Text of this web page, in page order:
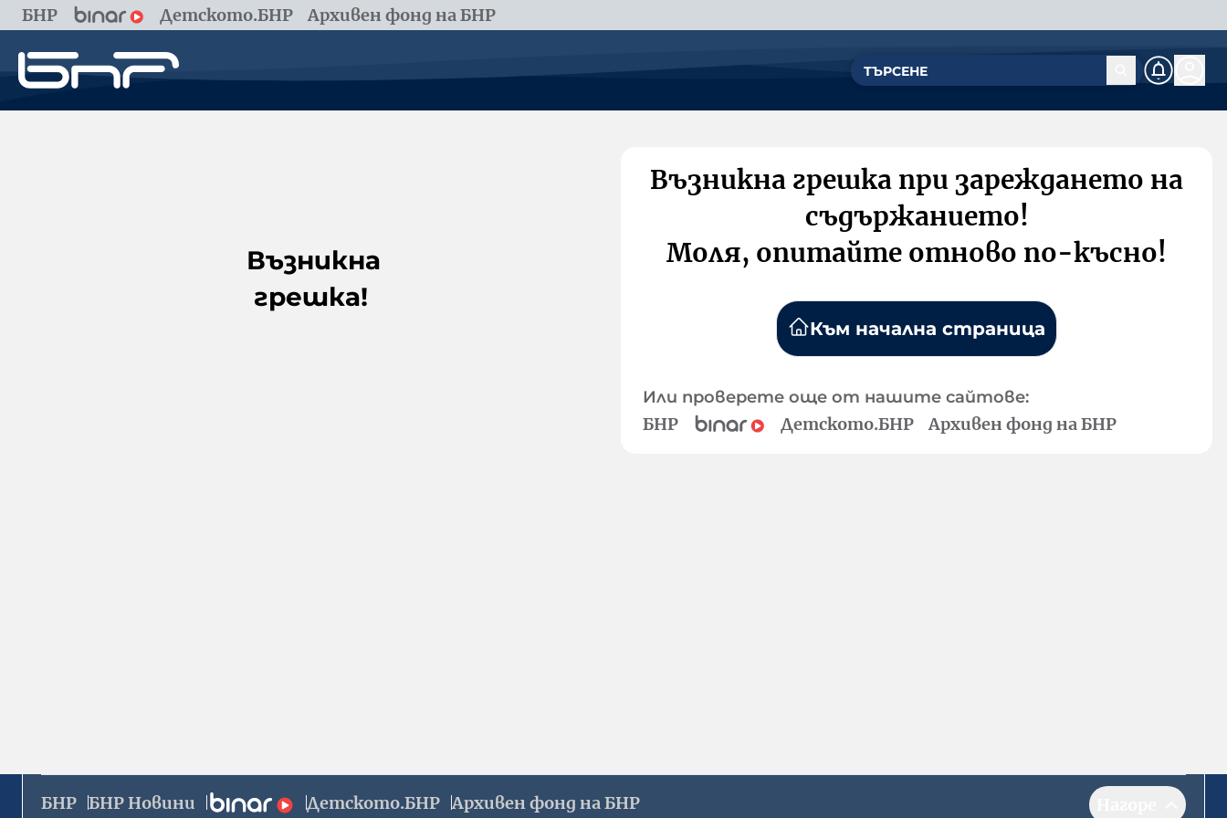
БНР Детското.БНР Архивен фонд на БНР
Възникна
грешка!
Възникна грешка при зареждането на
съдържанието!
Моля, опитайте отново по-късно!
Към начална страница
Или проверете още от нашите сайтове:
БНР Детското.БНР Архивен фонд на БНР
БНР БНР Новини Детското.БНР Архивен фонд на БНР